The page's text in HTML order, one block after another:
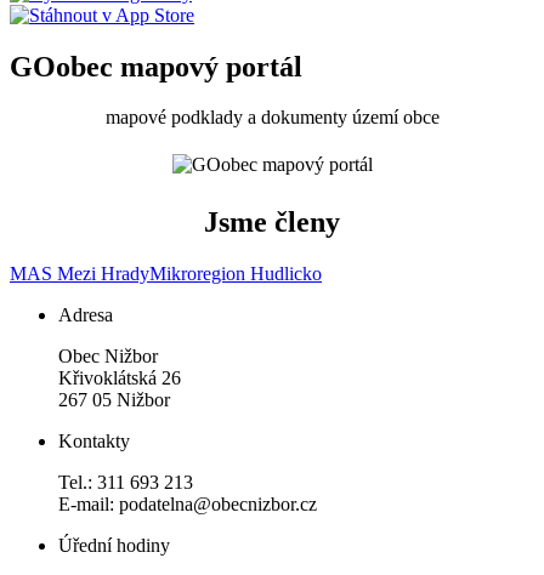
GOobec mapový portál
mapové podklady a dokumenty území obce
Jsme členy
MAS Mezi HradyMikroregion Hudlicko
Adresa
Obec Nižbor
Křivoklátská 26
267 05 Nižbor
Kontakty
Tel.: 311 693 213
E-mail: podatelna@obecnizbor.cz
Úřední hodiny